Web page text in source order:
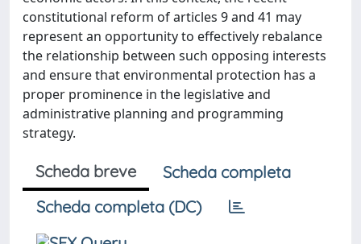
constitutional reform of articles 9 and 41 may
represent an opportunity to effectively rebalance
the relationship between such opposing interests
and ensure that environmental protection has a
proper prominence in the legislative and
administrative planning and programming
strategy.
Scheda breve
Scheda completa
Scheda completa (DC)